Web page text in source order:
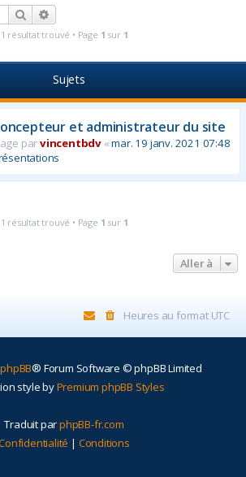
e
Rechercher
1 résultat trouvé • Page 1 sur 1
Sujets
et administrateur du site
parvincentbdv «mar. 19 janv. 2021 07:48
1 résultat trouvé • Page 1 sur 1
Aller à
Heures au format UTC
phpBB® Forum Software © phpBB Limited
style byPremium phpBB Styles
Traduit parphpBB-fr.com
| Conditions